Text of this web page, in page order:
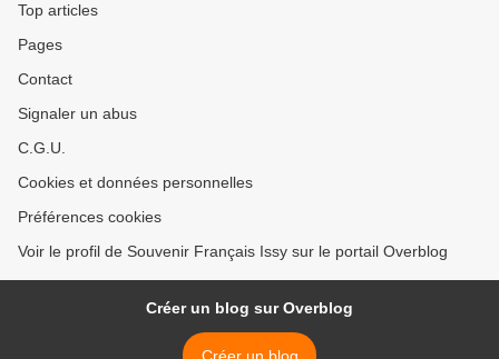
Top articles
Pages
Contact
Signaler un abus
C.G.U.
Cookies et données personnelles
Préférences cookies
Voir le profil de Souvenir Français Issy sur le portail Overblog
Créer un blog sur Overblog